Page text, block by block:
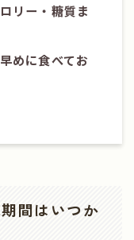
リー・糖質ま
めに食べてお
間はいつか